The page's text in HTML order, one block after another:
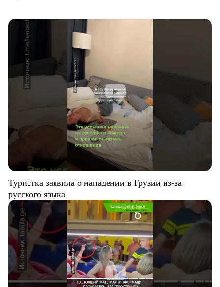
Туристка заявила о нападении в Грузии из-за
русского языка